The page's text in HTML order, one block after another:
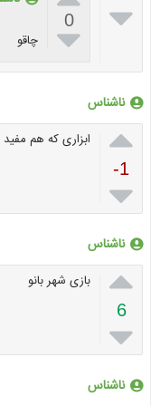

0
 چاقو
ناشناس

-1

ابزاری که هم
ناشناس

6

بازی شهر بانو
ناشناس